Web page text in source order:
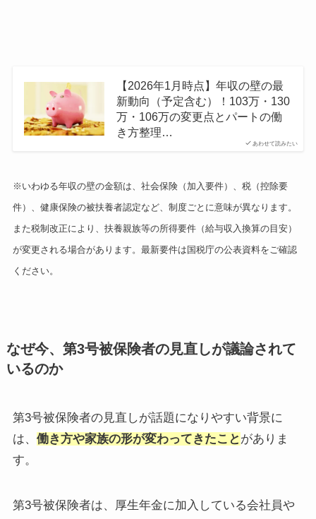
あわせて読みたい
【2026年1月時点】年収の壁の最
新動向（予定含む）！103万・130
万・106万の変更点とパートの働
き方整理…
※いわゆる年収の壁の金額は、社会保険（加入要件）、税（控除要
件）、健康保険の被扶養者認定など、制度ごとに意味が異なります。
また税制改正により、扶養親族等の所得要件（給与収入換算の目安）
が変更される場合があります。最新要件は国税庁の公表資料をご確認
ください。
なぜ今、第3号被保険者の見直しが議論されて
いるのか
第3号被保険者の見直しが話題になりやすい背景に
は、 働き方や家族の形が変わってきたこと がありま
す。
第3号被保険者は、厚生年金に加入している会社員や